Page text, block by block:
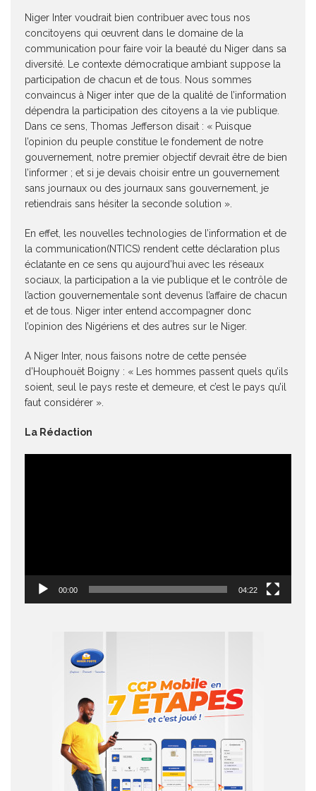
Niger Inter voudrait bien contribuer avec tous nos
concitoyens qui œuvrent dans le domaine de la
communication pour faire voir la beauté du Niger dans sa
diversité. Le contexte démocratique ambiant suppose la
participation de chacun et de tous. Nous sommes
convaincus à Niger inter que de la qualité de l’information
dépendra la participation des citoyens a la vie publique.
Dans ce sens, Thomas Jefferson disait : « Puisque
l’opinion du peuple constitue le fondement de notre
gouvernement, notre premier objectif devrait être de bien
l’informer ; et si je devais choisir entre un gouvernement
sans journaux ou des journaux sans gouvernement, je
retiendrais sans hésiter la seconde solution ».
En effet, les nouvelles technologies de l’information et de
la communication(NTICS) rendent cette déclaration plus
éclatante en ce sens qu aujourd’hui avec les réseaux
sociaux, la participation a la vie publique et le contrôle de
l’action gouvernementale sont devenus l’affaire de chacun
et de tous. Niger inter entend accompagner donc
l’opinion des Nigériens et des autres sur le Niger.
A Niger Inter, nous faisons notre de cette pensée
d’Houphouët Boigny : « Les hommes passent quels qu’ils
soient, seul le pays reste et demeure, et c’est le pays qu’il
faut considérer ».
La Rédaction
00:00 04:22